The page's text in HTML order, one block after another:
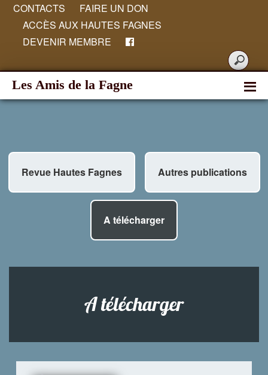
CONTACTS
FAIRE UN DON
ACCÈS AUX HAUTES FAGNES
DEVENIR MEMBRE
Les Amis de la Fagne
Revue Hautes Fagnes Autres publications
A télécharger
A télécharger